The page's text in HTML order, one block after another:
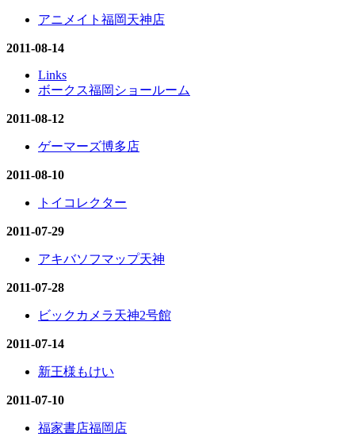
アニメイト福岡天神店
2011-08-14
Links
ボークス福岡ショールーム
2011-08-12
ゲーマーズ博多店
2011-08-10
トイコレクター
2011-07-29
アキバソフマップ天神
2011-07-28
ビックカメラ天神2号館
2011-07-14
新王様もけい
2011-07-10
福家書店福岡店